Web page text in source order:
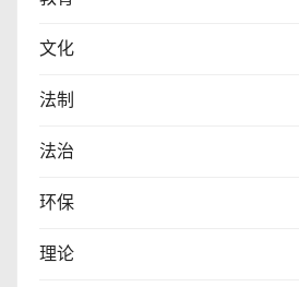
文化
法制
法治
环保
理论